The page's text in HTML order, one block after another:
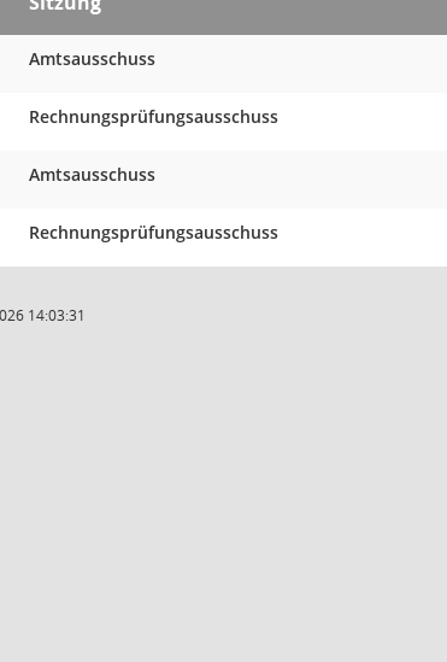
Amtsausschuss
Rechnungsprüfungsausschuss
Amtsausschuss
Rechnungsprüfungsausschuss
14:03:31